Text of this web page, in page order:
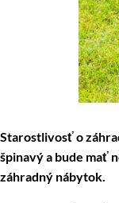
Starostlivosť o
špinavý a bude mať
záhradný nábytok.